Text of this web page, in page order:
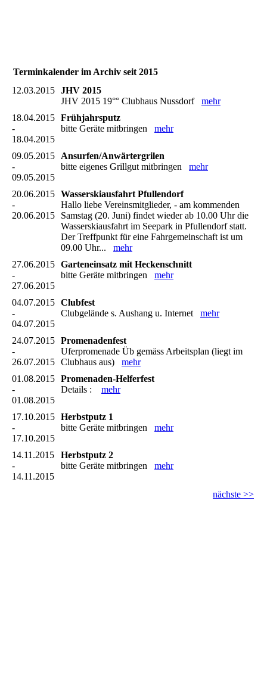
Terminkalender im Archiv seit 2015
12.03.2015 JHV 2015
JHV 2015 19°° Clubhaus Nussdorf mehr
18.04.2015
-
18.04.2015
Frühjahrsputz
bitte Geräte mitbringen mehr
09.05.2015
-
09.05.2015
Ansurfen/Anwärtergrilen
bitte eigenes Grillgut mitbringen mehr
20.06.2015
-
20.06.2015
Wasserskiausfahrt Pfullendorf
Hallo liebe Vereinsmitglieder, - am kommenden
Samstag (20. Juni) findet wieder ab 10.00 Uhr die
Wasserskiausfahrt im Seepark in Pfullendorf statt.
Der Treffpunkt für eine Fahrgemeinschaft ist um
09.00 Uhr... mehr
27.06.2015
-
27.06.2015
Garteneinsatz mit Heckenschnitt
bitte Geräte mitbringen mehr
04.07.2015
-
04.07.2015
Clubfest
Clubgelände s. Aushang u. Internet mehr
24.07.2015
-
26.07.2015
Promenadenfest
Uferpromenade Üb gemäss Arbeitsplan (liegt im
Clubhaus aus) mehr
01.08.2015
-
01.08.2015
Promenaden-Helferfest
Details : mehr
17.10.2015
-
17.10.2015
Herbstputz 1
bitte Geräte mitbringen mehr
14.11.2015
-
14.11.2015
Herbstputz 2
bitte Geräte mitbringen mehr
nächste >>